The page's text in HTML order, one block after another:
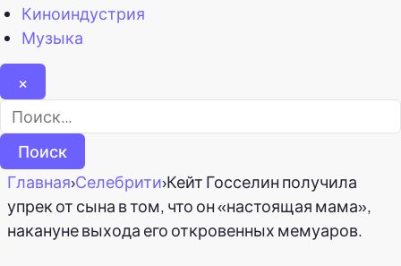
Киноиндустрия
Музыка
×
Найти:
Главная›Селебрити›Кейт Госселин получила
упрек от сына в том, что он «настоящая мама»,
накануне выхода его откровенных мемуаров.